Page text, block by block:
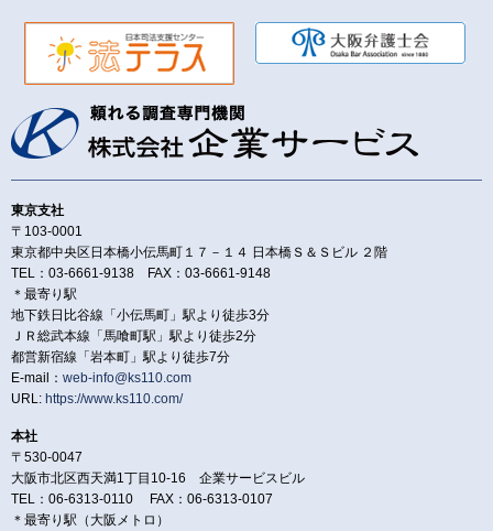
東京支社
〒103-0001
東京都中央区日本橋小伝馬町１７－１４ 日本橋Ｓ＆Ｓビル ２階
TEL：03-6661-9138 FAX：03-6661-9148
＊最寄り駅
地下鉄日比谷線「小伝馬町」駅より徒歩3分
ＪＲ総武本線「馬喰町駅」駅より徒歩2分
都営新宿線「岩本町」駅より徒歩7分
E-mail： web-info@ks110.com
URL: https://www.ks110.com/
本社
〒530-0047
大阪市北区西天満1丁目10-16 企業サービスビル
TEL：06-6313-0110 FAX：06-6313-0107
＊最寄り駅（大阪メトロ）